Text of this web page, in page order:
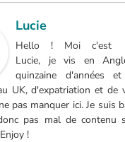
Lucie
Hello ! Moi c'est
Lucie, je vis en
quinzaine d'années
UK, d'expatriation et de
pas manquer ici. Je suis
pas mal de contenu
!